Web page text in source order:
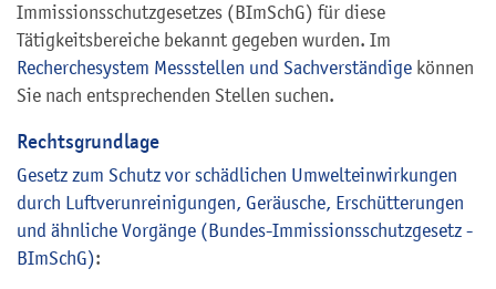
Immissionsschutzgesetzes (BImSchG) für diese
Tätigkeitsbereiche bekannt gegeben wurden. Im
Recherchesystem Messstellen und Sachverständige können
Sie nach entsprechenden Stellen suchen.
Rechtsgrundlage
Gesetz zum Schutz vor schädlichen Umwelteinwirkungen
durch Luftverunreinigungen, Geräusche, Erschütterungen
und ähnliche Vorgänge (Bundes-Immissionsschutzgesetz -
BImSchG):